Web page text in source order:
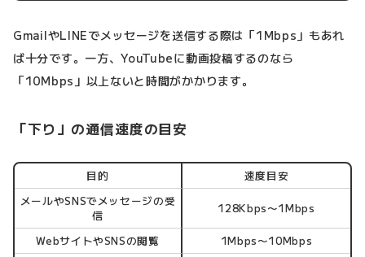
GmailやLINEでメッセージを送信する際は「1Mbps」もあれ
ば十分です。一方、YouTubeに動画投稿するのなら
「10Mbps」以上ないと時間がかかります。
「下り」の通信速度の目安
目的
速度目安
メールやSNSでメッセージの受
信
128Kbps〜1Mbps
WebサイトやSNSの閲覧
1Mbps〜10Mbps